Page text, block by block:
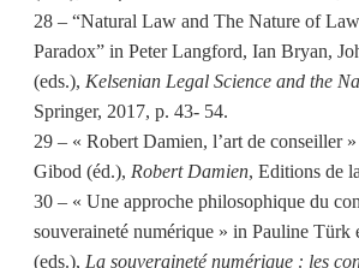
28 – “Natural Law and The Nature of
Paradox” in Peter Langford, Ian Bryan,
(eds.), Kelsenian Legal Science and the
Springer, 2017, p. 43- 54.
29 – « Robert Damien, l’art de conseiller
Gibod (éd.), Robert Damien, Editions de
30 – « Une approche philosophique du
souveraineté numérique » in Pauline Türk
(eds.), La souveraineté numérique : les